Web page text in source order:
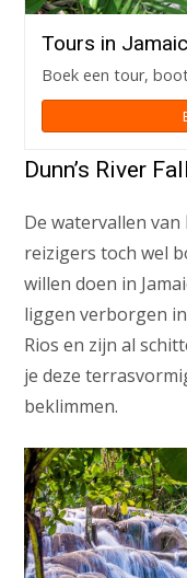
Tours in
Boek een tour,
Dunn’s River
De watervallen van
reizigers toch wel
willen doen in
liggen verborgen
Rios en zijn al
je deze
beklimmen.